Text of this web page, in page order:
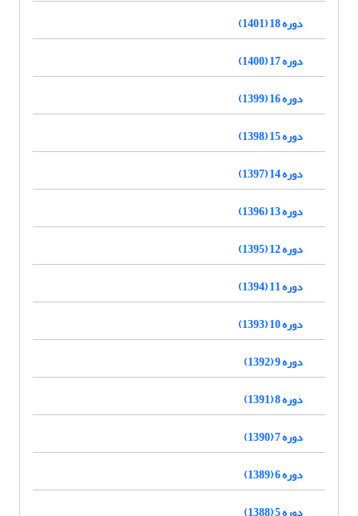
دوره 18 (1401)
دوره 17 (1400)
دوره 16 (1399)
دوره 15 (1398)
دوره 14 (1397)
دوره 13 (1396)
دوره 12 (1395)
دوره 11 (1394)
دوره 10 (1393)
دوره 9 (1392)
دوره 8 (1391)
دوره 7 (1390)
دوره 6 (1389)